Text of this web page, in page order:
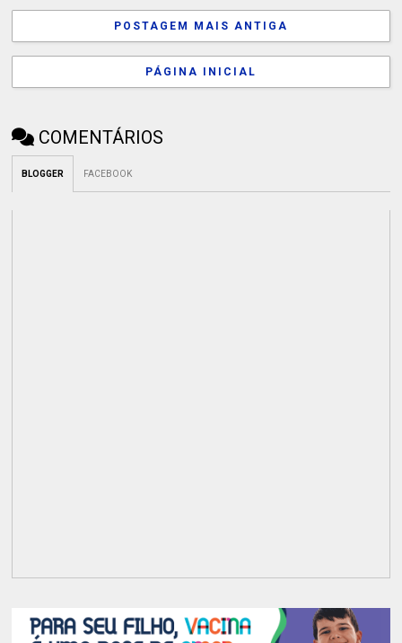
POSTAGEM MAIS ANTIGA
PÁGINA INICIAL
COMENTÁRIOS
BLOGGER FACEBOOK